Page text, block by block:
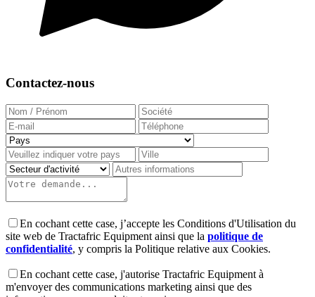
Contactez-nous
En cochant cette case, j’accepte les Conditions d'Utilisation du
site web de Tractafric Equipment ainsi que la politique de
confidentialité, y compris la Politique relative aux Cookies.
En cochant cette case, j'autorise Tractafric Equipment à
m'envoyer des communications marketing ainsi que des